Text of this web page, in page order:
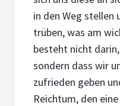
in den Weg stellen
trüben, was am
besteht nicht
sondern dass wir
zufrieden geben
Reichtum, den